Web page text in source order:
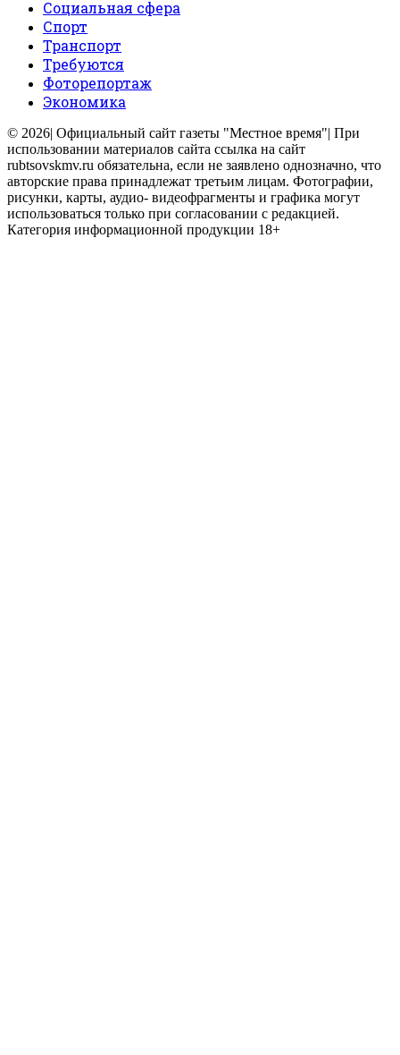
Социальная сфера
Спорт
Транспорт
Требуются
Фоторепортаж
Экономика
© 2026| Официальный сайт газеты "Местное время"| При
использовании материалов сайта ссылка на сайт
rubtsovskmv.ru обязательна, если не заявлено однозначно, что
авторские права принадлежат третьим лицам. Фотографии,
рисунки, карты, аудио- видеофрагменты и графика могут
использоваться только при согласовании с редакцией.
Категория информационной продукции 18+